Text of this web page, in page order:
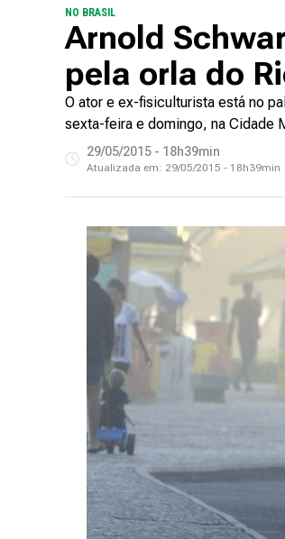
NO BRASIL
Arnold
pela orla do
O ator e ex-fisiculturista está no
sexta-feira e domingo, na Cidade
29/05/2015 - 18h39min
Atualizada em: 29/05/2015 - 18h39min